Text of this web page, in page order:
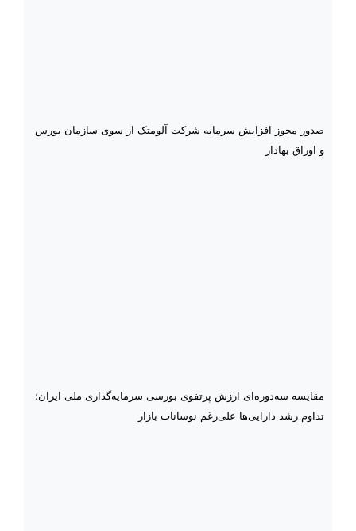
صدور مجوز افزایش سرمایه شرکت آلومتک از سوی سازمان بورس
و اوراق بهادار
مقایسه سه‌دوره‌ای ارزش پرتفوی بورسی سرمایه‌گذاری ملی ایران؛
تداوم رشد دارایی‌ها علی‌رغم نوسانات بازار